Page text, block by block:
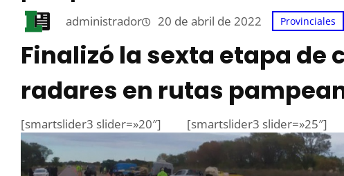
administrador 20 de abril de 2022 Provinciales
Finalizó la sexta etapa de
radares en rutas
[smartslider3 slider=»20″] [smartslider3 slider=»25″]